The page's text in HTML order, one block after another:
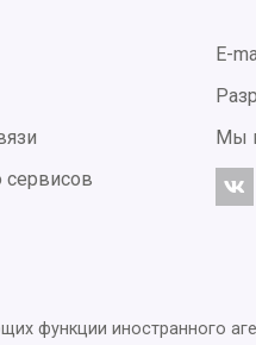
сервисов
E-
Мы
функции иностранного